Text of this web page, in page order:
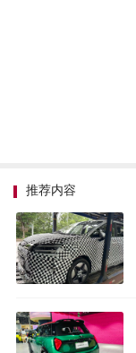
推荐内容